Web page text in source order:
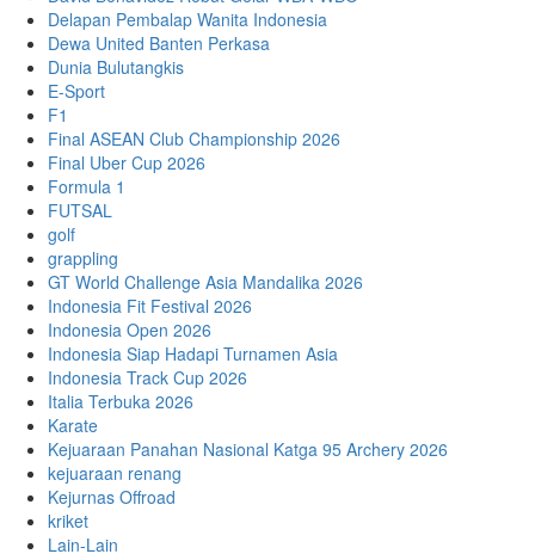
Delapan Pembalap Wanita Indonesia
Dewa United Banten Perkasa
Dunia Bulutangkis
E-Sport
F1
Final ASEAN Club Championship 2026
Final Uber Cup 2026
Formula 1
FUTSAL
golf
grappling
GT World Challenge Asia Mandalika 2026
Indonesia Fit Festival 2026
Indonesia Open 2026
Indonesia Siap Hadapi Turnamen Asia
Indonesia Track Cup 2026
Italia Terbuka 2026
Karate
Kejuaraan Panahan Nasional Katga 95 Archery 2026
kejuaraan renang
Kejurnas Offroad
kriket
Lain-Lain